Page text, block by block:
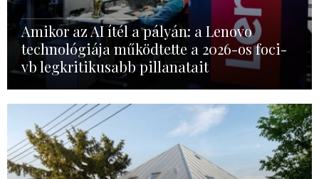
Amikor az AI ítél a pályán: a Lenovo
technológiája működtette a 2026-os foci-
vb legkritikusabb pillanatait